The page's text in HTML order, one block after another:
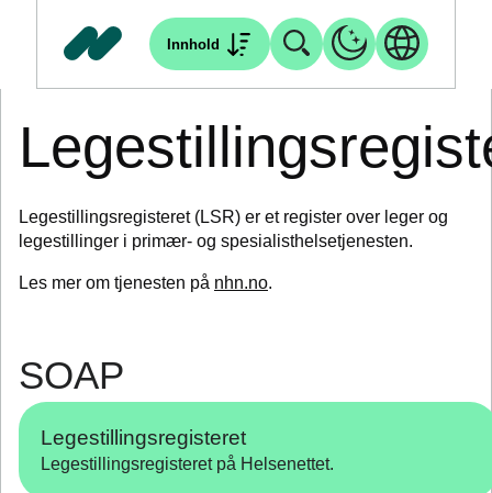
Innhold
Legestillingsregisteret (LSR) er et register over leger og
legestillinger i primær- og spesialisthelsetjenesten.
Les mer om tjenesten på nhn.no.
SOAP
Legestillingsregisteret
Legestillingsregisteret på Helsenettet.